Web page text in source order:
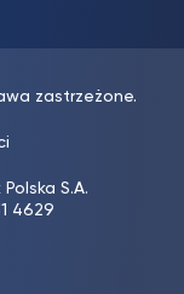
zastrzeżone.
S.A.
4629